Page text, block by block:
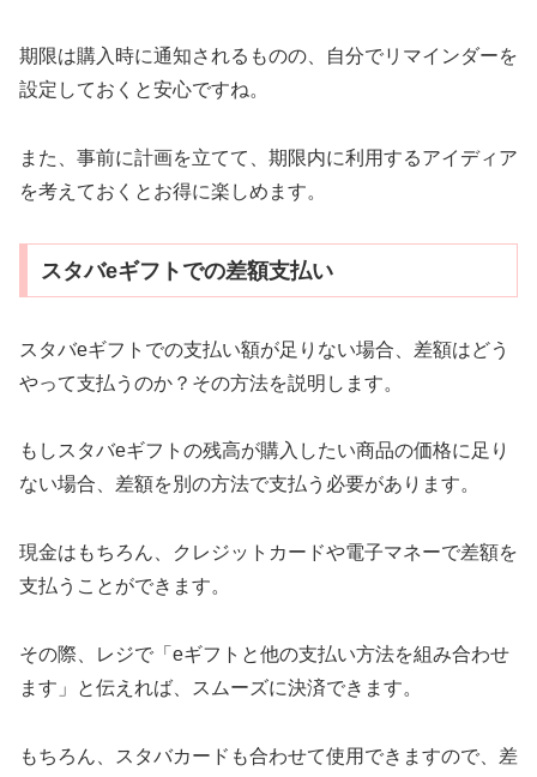
期限は購入時に通知されるものの、自分でリマインダーを
設定しておくと安心ですね。
また、事前に計画を立てて、期限内に利用するアイディア
を考えておくとお得に楽しめます。
スタバeギフトでの差額支払い
スタバeギフトでの支払い額が足りない場合、差額はどう
やって支払うのか？その方法を説明します。
もしスタバeギフトの残高が購入したい商品の価格に足り
ない場合、差額を別の方法で支払う必要があります。
現金はもちろん、クレジットカードや電子マネーで差額を
支払うことができます。
その際、レジで「eギフトと他の支払い方法を組み合わせ
ます」と伝えれば、スムーズに決済できます。
もちろん、スタバカードも合わせて使用できますので、差